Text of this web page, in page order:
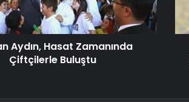
Aydın, Hasat Zamanında
Çiftçilerle Buluştu